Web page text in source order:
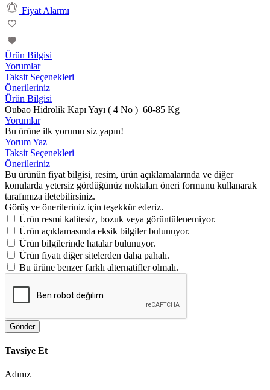
Fiyat Alarmı
Ürün Bilgisi
Yorumlar
Taksit Seçenekleri
Önerileriniz
Ürün Bilgisi
Oubao Hidrolik Kapı Yayı ( 4 No ) 60-85 Kg
Yorumlar
Bu ürüne ilk yorumu siz yapın!
Yorum Yaz
Taksit Seçenekleri
Önerileriniz
Bu ürünün fiyat bilgisi, resim, ürün açıklamalarında ve diğer
konularda yetersiz gördüğünüz noktaları öneri formunu kullanarak
tarafımıza iletebilirsiniz.
Görüş ve önerileriniz için teşekkür ederiz.
Ürün resmi kalitesiz, bozuk veya görüntülenemiyor.
Ürün açıklamasında eksik bilgiler bulunuyor.
Ürün bilgilerinde hatalar bulunuyor.
Ürün fiyatı diğer sitelerden daha pahalı.
Bu ürüne benzer farklı alternatifler olmalı.
Gönder
Tavsiye Et
Adınız